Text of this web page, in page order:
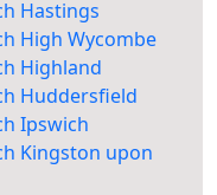
Hastings
High Wycombe
Highland
Huddersfield
Ipswich
Kingston upon